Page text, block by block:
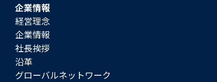
企業情報
経営理念
企業情報
社長挨拶
沿革
グローバルネットワーク